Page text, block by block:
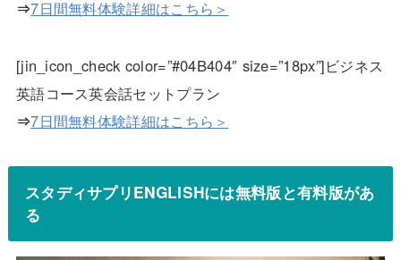
⇒7日間無料体験詳細はこちら＞
[jin_icon_check color=”#04B404″ size=”18px”]ビジネス
英語コース英会話セットプラン
⇒7日間無料体験詳細はこちら＞
スタディサプリENGLISHには無料版と有料版があ
る